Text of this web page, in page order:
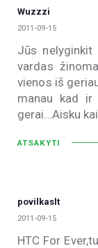
Wuzzzi
2011-09-15
Jūs
vardas
vienos iš
manau kad
gerai…Aisku
ATSAKYTI
povilkaslt
2011-09-15
HTC For